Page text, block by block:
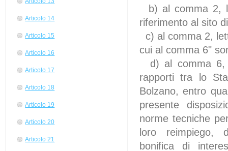
Articolo 14
Articolo 15
Articolo 16
Articolo 17
Articolo 18
Articolo 19
Articolo 20
Articolo 21
b) al comma 2,
riferimento al sito
c) al comma 2,
cui al comma 6"
d) al comma 6,
rapporti tra lo
Bolzano, entro
presente
norme tecniche
loro reimpiego,
bonifica di